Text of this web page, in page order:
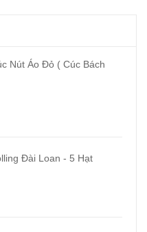
Nút Áo Đỏ ( Cúc Bách
Đài Loan - 5 Hạt